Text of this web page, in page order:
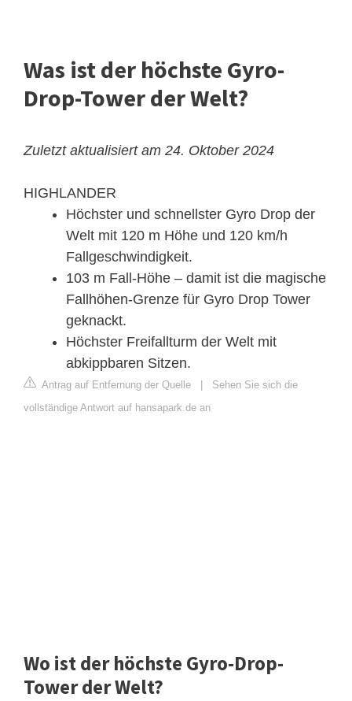
Was ist der höchste Gyro-
Drop-Tower der Welt?
Zuletzt aktualisiert am 24. Oktober 2024
HIGHLANDER
Höchster und schnellster Gyro Drop der
Welt mit 120 m Höhe und 120 km/h
Fallgeschwindigkeit.
103 m Fall-Höhe – damit ist die magische
Fallhöhen-Grenze für Gyro Drop Tower
geknackt.
Höchster Freifallturm der Welt mit
abkippbaren Sitzen.
Antrag auf Entfernung der Quelle
Sehen Sie sich die
vollständige Antwort auf hansapark.de an
Wo ist der höchste Gyro-Drop-
Tower der Welt?